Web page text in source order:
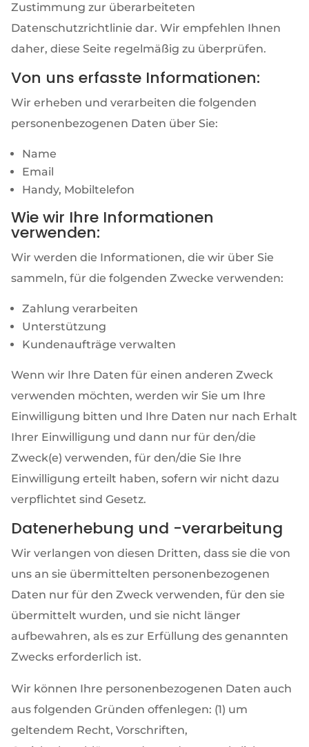
Zustimmung zur überarbeiteten
Datenschutzrichtlinie dar. Wir empfehlen Ihnen
daher, diese Seite regelmäßig zu überprüfen.
Von uns erfasste Informationen:
Wir erheben und verarbeiten die folgenden
personenbezogenen Daten über Sie:
Name
Email
Handy, Mobiltelefon
Wie wir Ihre Informationen
verwenden:
Wir werden die Informationen, die wir über Sie
sammeln, für die folgenden Zwecke verwenden:
Zahlung verarbeiten
Unterstützung
Kundenaufträge verwalten
Wenn wir Ihre Daten für einen anderen Zweck
verwenden möchten, werden wir Sie um Ihre
Einwilligung bitten und Ihre Daten nur nach Erhalt
Ihrer Einwilligung und dann nur für den/die
Zweck(e) verwenden, für den/die Sie Ihre
Einwilligung erteilt haben, sofern wir nicht dazu
verpflichtet sind Gesetz.
Datenerhebung und -verarbeitung
Wir verlangen von diesen Dritten, dass sie die von
uns an sie übermittelten personenbezogenen
Daten nur für den Zweck verwenden, für den sie
übermittelt wurden, und sie nicht länger
aufbewahren, als es zur Erfüllung des genannten
Zwecks erforderlich ist.
Wir können Ihre personenbezogenen Daten auch
aus folgenden Gründen offenlegen: (1) um
geltendem Recht, Vorschriften,